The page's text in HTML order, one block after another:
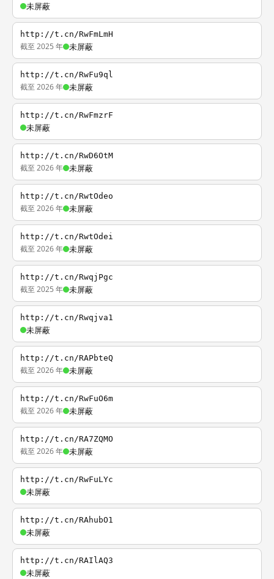
未屏蔽
http://t.cn/RwFmLmH
截至 2025 年 未屏蔽
http://t.cn/RwFu9ql
截至 2026 年 未屏蔽
http://t.cn/RwFmzrF
未屏蔽
http://t.cn/RwD6OtM
截至 2026 年 未屏蔽
http://t.cn/RwtOdeo
截至 2026 年 未屏蔽
http://t.cn/RwtOdei
截至 2026 年 未屏蔽
http://t.cn/RwqjPgc
截至 2025 年 未屏蔽
http://t.cn/Rwqjva1
未屏蔽
http://t.cn/RAPbteQ
截至 2026 年 未屏蔽
http://t.cn/RwFuO6m
截至 2026 年 未屏蔽
http://t.cn/RA7ZQMO
截至 2026 年 未屏蔽
http://t.cn/RwFuLYc
未屏蔽
http://t.cn/RAhubO1
未屏蔽
http://t.cn/RAIlAQ3
未屏蔽